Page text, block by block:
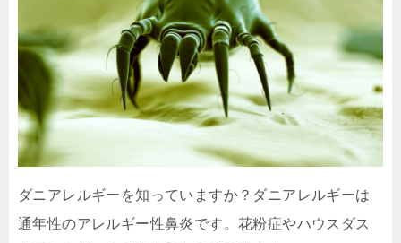
ダニアレルギーを知っていますか？ダニアレルギーは
通年性のアレルギー性鼻炎です。花粉症やハウスダス